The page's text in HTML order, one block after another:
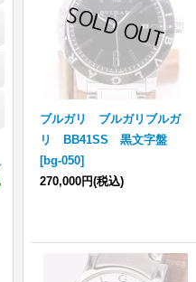
ブルガリ ブルガリブルガ
リ BB41SS 黒文字盤
[bg-050]
270,000円(税込)